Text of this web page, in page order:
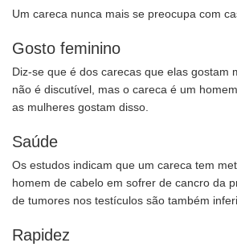
Um careca nunca mais se preocupa com
Gosto feminino
Diz-se que é dos carecas que elas gostam
não é discutível, mas o careca é um
as mulheres gostam disso.
Saúde
Os estudos indicam que um careca tem
homem de cabelo em sofrer de cancro da
de tumores nos testículos são também
Rapidez